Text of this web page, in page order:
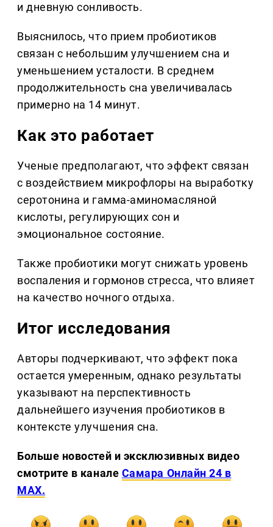
и дневную сонливость.
Выяснилось, что прием пробиотиков
связан с небольшим улучшением сна и
уменьшением усталости. В среднем
продолжительность сна увеличивалась
примерно на 14 минут.
Как это работает
Ученые предполагают, что эффект связан
с воздействием микрофлоры на выработку
серотонина и гамма-аминомасляной
кислоты, регулирующих сон и
эмоциональное состояние.
Также пробиотики могут снижать уровень
воспаления и гормонов стресса, что влияет
на качество ночного отдыха.
Итог исследования
Авторы подчеркивают, что эффект пока
остается умеренным, однако результаты
указывают на перспективность
дальнейшего изучения пробиотиков в
контексте улучшения сна.
Больше новостей и эксклюзивных видео
смотрите в канале Самара Онлайн 24 в
MAX.